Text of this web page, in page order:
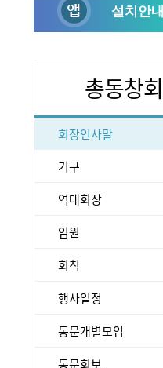
설치안내
총동창회
회장인사말
기구
역대회장
임원
회칙
행사일정
동문개별모임
동문회보